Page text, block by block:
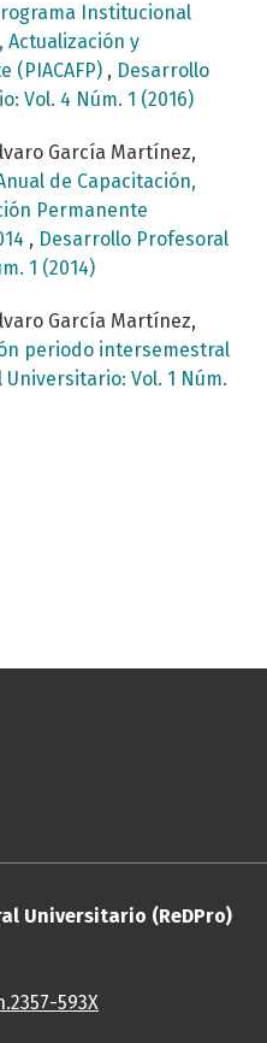
Institucional
Actualización y
(PIACAFP) , Desarrollo
Vol. 4 Núm. 1 (2016)
García Martínez,
de Capacitación,
Permanente
, Desarrollo Profesoral
1 (2014)
García Martínez,
periodo intersemestral
Vol. 1 Núm.
Universitario (ReDPro)
593X